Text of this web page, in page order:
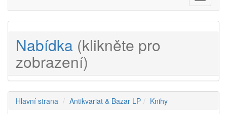
Nabídka (klikněte pro
zobrazení)
Hlavní strana Antikvariat & Bazar LP Knihy